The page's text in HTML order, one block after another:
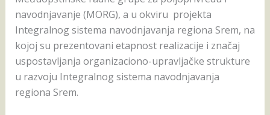
navodnjavanje (MORG), a u okviru projekta
Integralnog sistema navodnjavanja regiona Srem, na
kojoj su prezentovani etapnost realizacije i značaj
uspostavljanja organizaciono-upravljačke strukture
u razvoju Integralnog sistema navodnjavanja
regiona Srem.